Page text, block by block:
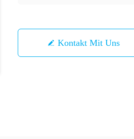
Kontakt Mit Uns